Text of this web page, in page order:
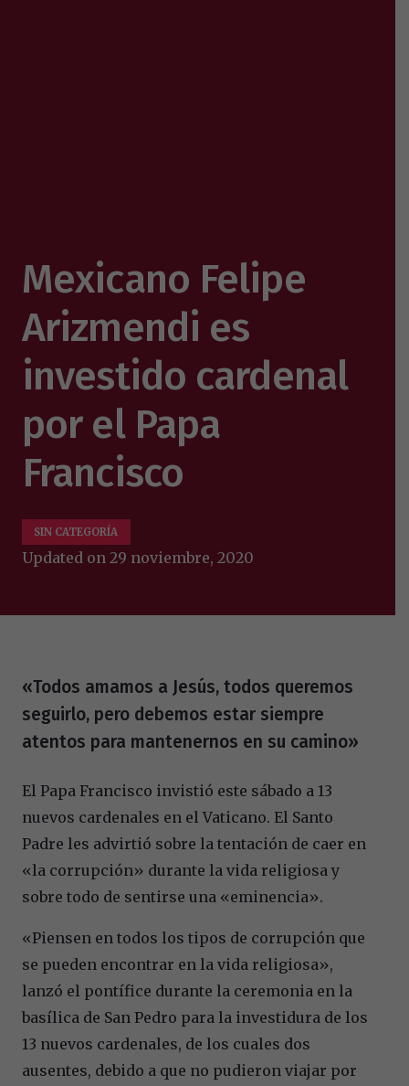
Mexicano Felipe
Arizmendi es
investido cardenal
por el Papa
Francisco
SIN CATEGORÍA
Updated on 29 noviembre, 2020
«Todos amamos a Jesús, todos queremos
seguirlo, pero debemos estar siempre
atentos para mantenernos en su camino»
El Papa Francisco invistió este sábado a 13
nuevos cardenales en el Vaticano. El Santo
Padre les advirtió sobre la tentación de caer en
«la corrupción» durante la vida religiosa y
sobre todo de sentirse una «eminencia».
«Piensen en todos los tipos de corrupción que
se pueden encontrar en la vida religiosa»,
lanzó el pontífice durante la ceremonia en la
basílica de San Pedro para la investidura de los
13 nuevos cardenales, de los cuales dos
ausentes, debido a que no pudieron viajar por